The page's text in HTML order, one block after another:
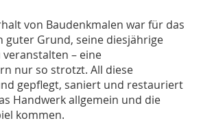
von Baudenkmalen war für das
guter Grund, seine diesjährige
– eine
nur so strotzt. All diese
gepflegt, saniert und restauriert
Handwerk allgemein und die
kommen.